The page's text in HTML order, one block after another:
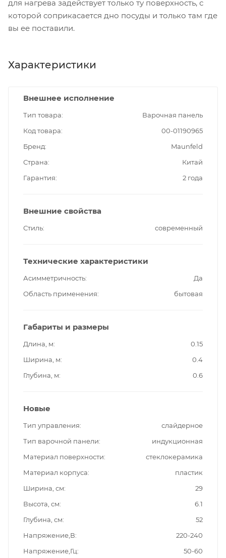
для нагрева задействует только ту поверхность, с
которой соприкасается дно посуды и только там где
вы ее поставили.
Характеристики
Внешнее исполнение
Тип товара
Варочная панель
Код товара
00-01190965
Бренд
Maunfeld
Страна
Китай
Гарантия
2 года
Внешние свойства
Стиль современный
Технические характеристики
Асимметричность
Да
Область применения
бытовая
Габариты и размеры
Длина, м
0.15
Ширина, м
0.4
Глубина, м
0.6
Новые
Тип управления
слайдерное
Тип варочной панели
индукционная
Материал поверхности
стеклокерамика
Материал корпуса
пластик
Ширина, см
29
Высота, см
6.1
Глубина, см
52
Напряжение,В
220-240
Напряжение,Гц
50-60